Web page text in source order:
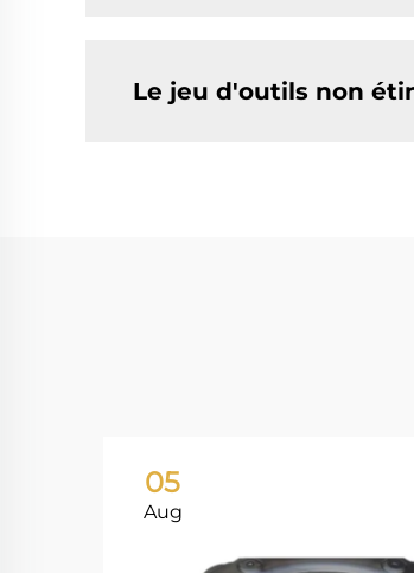
Le jeu d'outils non
05
Aug